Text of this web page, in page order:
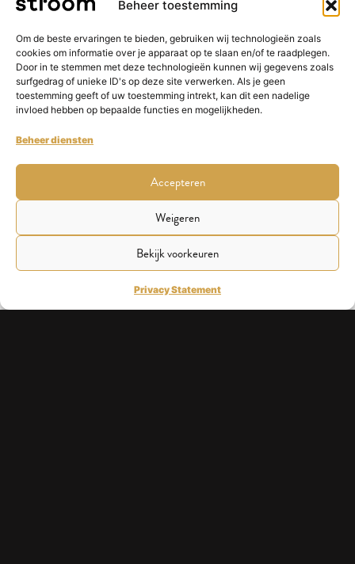
Beheer toestemming
Om de beste ervaringen te bieden, gebruiken wij technologieën zoals
cookies om informatie over je apparaat op te slaan en/of te raadplegen.
Door in te stemmen met deze technologieën kunnen wij gegevens zoals
surfgedrag of unieke ID's op deze site verwerken. Als je geen
toestemming geeft of uw toestemming intrekt, kan dit een nadelige
invloed hebben op bepaalde functies en mogelijkheden.
Beheer diensten
Accepteren
Weigeren
Bekijk voorkeuren
Privacy Statement